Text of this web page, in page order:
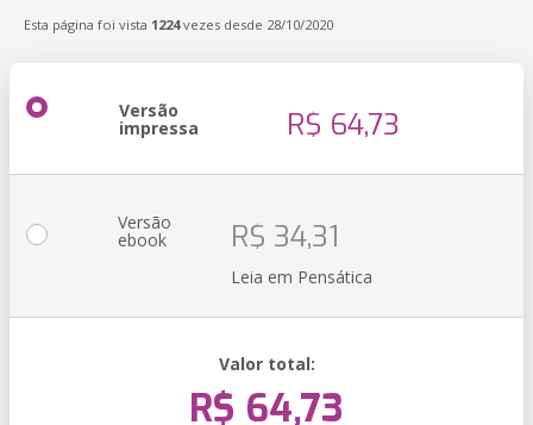
Esta página foi vista 1224vezes desde 28/10/2020
Versão
impressa R$ 64,73
Versão
ebook R$ 34,31
Leia em Pensática
Valor total:
R$ 64,73